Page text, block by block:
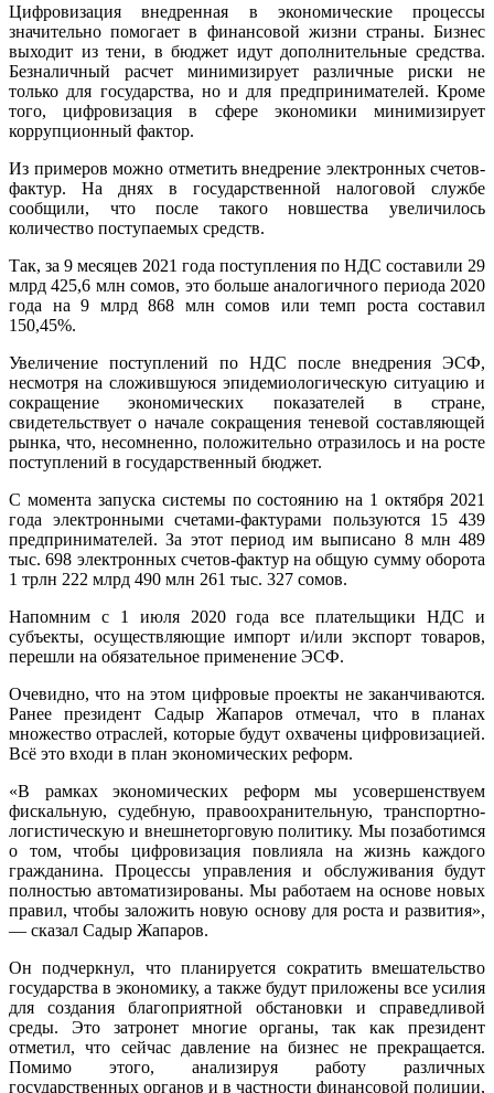
Цифровизация внедренная в экономические процессы
значительно помогает в финансовой жизни страны. Бизнес
выходит из тени, в бюджет идут дополнительные средства.
Безналичный расчет минимизирует различные риски не
только для государства, но и для предпринимателей. Кроме
того, цифровизация в сфере экономики минимизирует
коррупционный фактор.
Из примеров можно отметить внедрение электронных счетов-
фактур. На днях в государственной налоговой службе
сообщили, что после такого новшества увеличилось
количество поступаемых средств.
Так, за 9 месяцев 2021 года поступления по НДС составили 29
млрд 425,6 млн сомов, это больше аналогичного периода 2020
года на 9 млрд 868 млн сомов или темп роста составил
150,45%.
Увеличение поступлений по НДС после внедрения ЭСФ,
несмотря на сложившуюся эпидемиологическую ситуацию и
сокращение экономических показателей в стране,
свидетельствует о начале сокращения теневой составляющей
рынка, что, несомненно, положительно отразилось и на росте
поступлений в государственный бюджет.
С момента запуска системы по состоянию на 1 октября 2021
года электронными счетами-фактурами пользуются 15 439
предпринимателей. За этот период им выписано 8 млн 489
тыс. 698 электронных счетов-фактур на общую сумму оборота
1 трлн 222 млрд 490 млн 261 тыс. 327 сомов.
Напомним с 1 июля 2020 года все плательщики НДС и
субъекты, осуществляющие импорт и/или экспорт товаров,
перешли на обязательное применение ЭСФ.
Очевидно, что на этом цифровые проекты не заканчиваются.
Ранее президент Садыр Жапаров отмечал, что в планах
множество отраслей, которые будут охвачены цифровизацией.
Всё это входи в план экономических реформ.
«В рамках экономических реформ мы усовершенствуем
фискальную, судебную, правоохранительную, транспортно-
логистическую и внешнеторговую политику. Мы позаботимся
о том, чтобы цифровизация повлияла на жизнь каждого
гражданина. Процессы управления и обслуживания будут
полностью автоматизированы. Мы работаем на основе новых
правил, чтобы заложить новую основу для роста и развития»,
— сказал Садыр Жапаров.
Он подчеркнул, что планируется сократить вмешательство
государства в экономику, а также будут приложены все усилия
для создания благоприятной обстановки и справедливой
среды. Это затронет многие органы, так как президент
отметил, что сейчас давление на бизнес не прекращается.
Помимо этого, анализируя работу различных
государственных органов и в частности финансовой полиции,